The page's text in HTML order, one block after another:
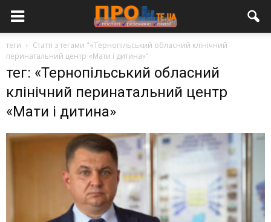
теги
Статті з тегами "«Тернопільський обласний клінічний
перинатальний центр «Мати і дитина»"
тег: «Тернопільський обласний
клінічний перинатальний центр
«Мати і дитина»